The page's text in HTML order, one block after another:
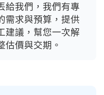
給我們，我們有專
需求與預算，提供
建議，幫您一次解
估價與交期。